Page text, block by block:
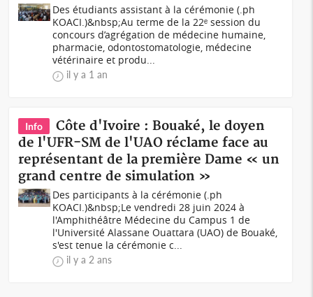
Des étudiants assistant à la cérémonie (.ph
KOACI.)&nbsp;Au terme de la 22ᵉ session du
concours d’agrégation de médecine humaine,
pharmacie, odontostomatologie, médecine
vétérinaire et produ...
il y a 1 an
Info
Côte d'Ivoire : Bouaké, le doyen
de l'UFR-SM de l'UAO réclame face au
représentant de la première Dame « un
grand centre de simulation »
Des participants à la cérémonie (.ph
KOACI.)&nbsp;Le vendredi 28 juin 2024 à
l'Amphithéâtre Médecine du Campus 1 de
l'Université Alassane Ouattara (UAO) de Bouaké,
s'est tenue la cérémonie c...
il y a 2 ans